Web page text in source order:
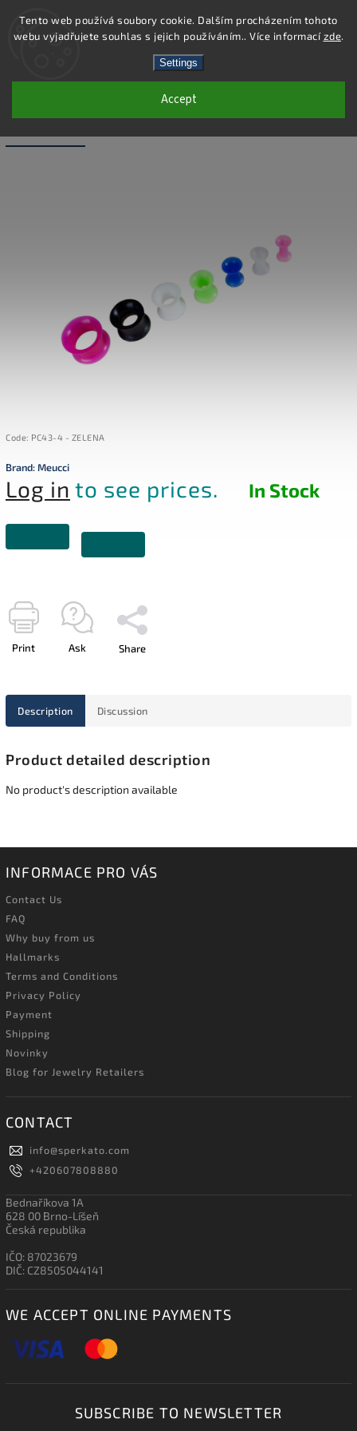
Tento web používá soubory cookie. Dalším procházením tohoto
webu vyjadřujete souhlas s jejich používáním.. Více informacízde.
Settings
Accept
Search
PC43-4 - PIERCING TUNEL - ZELENÁ -
Code: PC43-4 - ZELENA
Brand:Meucci
Log in to see prices. In Stock
Print Ask Share
Description Discussion
Product detailed description
No product's description available
INFORMACE PRO VÁS
Contact Us
FAQ
Why buy from us
Hallmarks
Terms and Conditions
Privacy Policy
Payment
Shipping
Novinky
Blog for Jewelry Retailers
CONTACT
info@sperkato.com
+420607808880
Bednaříkova 1A
628 00 Brno-Líšeň
Česká republika
IČO: 87023679
DIČ: CZ8505044141
WE ACCEPT ONLINE PAYMENTS
SUBSCRIBE TO NEWSLETTER